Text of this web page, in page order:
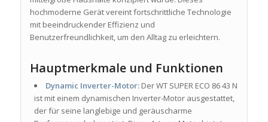
hochmoderne Gerät vereint fortschrittliche Technologie
mit beeindruckender Effizienz und
Benutzerfreundlichkeit, um den Alltag zu erleichtern.
Hauptmerkmale und Funktionen
Dynamic Inverter-Motor:Der WT SUPER ECO 86 43 N
ist mit einem dynamischen Inverter-Motor ausgestattet,
der für seine langlebige und geräuscharme